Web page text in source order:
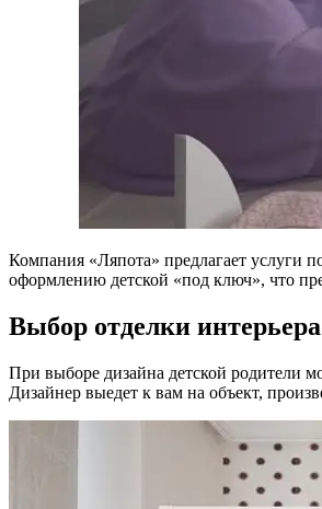
Компания «Ляпота» предлагает услуги
оформлению детской «под ключ», что
Выбор отделки
При выборе дизайна детской родители
Дизайнер выедет к вам на объект,